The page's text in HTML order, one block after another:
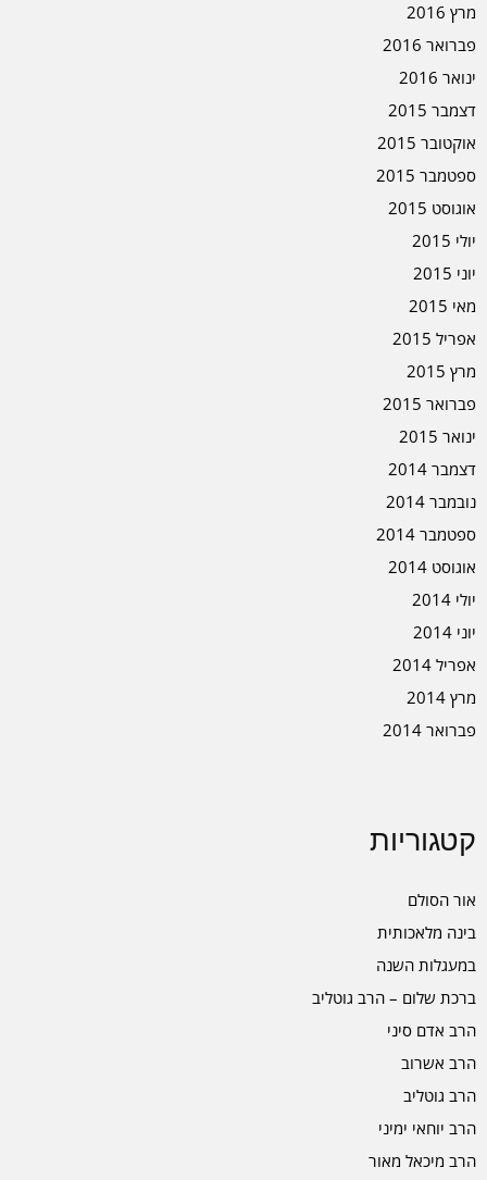
מרץ 2016
פברואר 2016
ינואר 2016
דצמבר 2015
אוקטובר 2015
ספטמבר 2015
אוגוסט 2015
יולי 2015
יוני 2015
מאי 2015
אפריל 2015
מרץ 2015
פברואר 2015
ינואר 2015
דצמבר 2014
נובמבר 2014
ספטמבר 2014
אוגוסט 2014
יולי 2014
יוני 2014
אפריל 2014
מרץ 2014
פברואר 2014
קטגוריות
אור הסולם
בינה מלאכותית
במעגלות השנה
ברכת שלום – הרב גוטליב
הרב אדם סיני
הרב אשרוב
הרב גוטליב
הרב יוחאי ימיני
הרב מיכאל מאור